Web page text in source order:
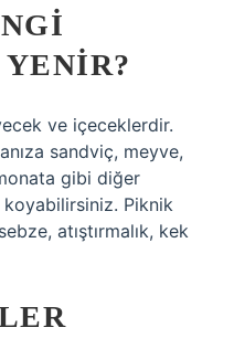
ve içeceklerdir.
sandviç, meyve,
gibi diğer
Piknik
atıştırmalık, kek